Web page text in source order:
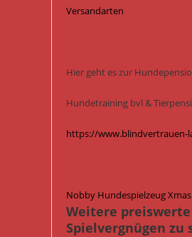
Versandarten
Hier geht es zur
Hundetraining bvl &
https://www.blindvertrauen-
Nobby Hundespielzeug
Weitere
Spielvergnügen zu